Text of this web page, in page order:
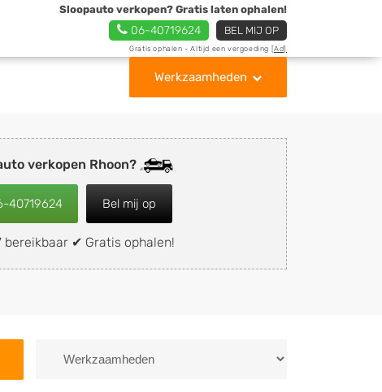
Sloopauto verkopen? Gratis laten ophalen!
06-40719624 BEL MIJ OP
Gratis ophalen - Altijd een vergoeding [Ad]
Werkzaamheden
verkopen Rhoon?
40719624 Bel mij op
✔ Gratis ophalen!